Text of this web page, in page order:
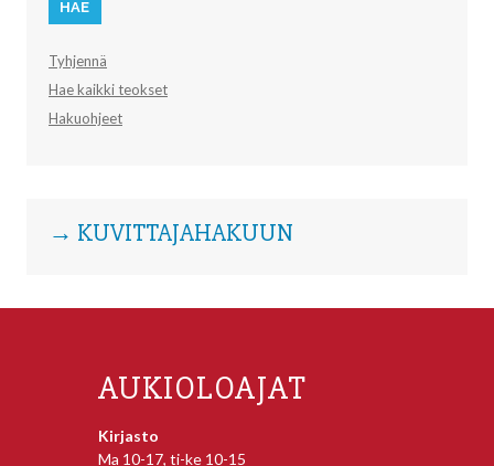
Tyhjennä
Hae kaikki teokset
Hakuohjeet
→ KUVITTAJAHAKUUN
AUKIOLOAJAT
Kirjasto
Ma 10-17, ti-ke 10-15